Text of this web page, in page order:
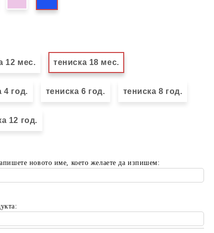
12 мес. тениска 18 мес.
4 год. тениска 6 год. тениска 8 год.
12 год.
новото име, което желаете да изпишем: